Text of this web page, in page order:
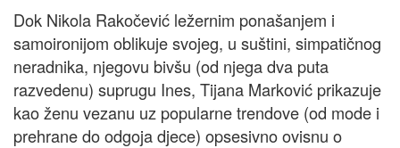
Dok Nikola Rakočević ležernim ponašanjem i
samoironijom oblikuje svojeg, u suštini, simpatičnog
neradnika, njegovu bivšu (od njega dva puta
razvedenu) suprugu Ines, Tijana Marković prikazuje
kao ženu vezanu uz popularne trendove (od mode i
prehrane do odgoja djece) opsesivno ovisnu o